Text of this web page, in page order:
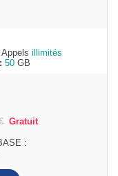
Appels illimités
50 GB
Gratuit
: